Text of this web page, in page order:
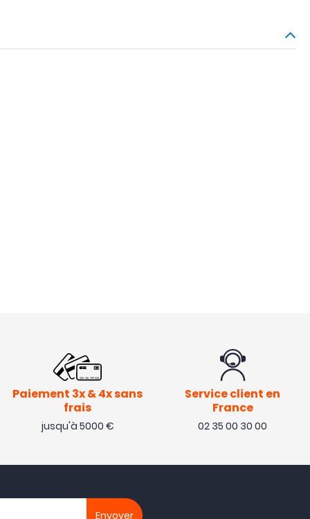
Paiement 3x & 4x sans
frais
jusqu'à 5000 €
Service client en
France
02 35 00 30 00